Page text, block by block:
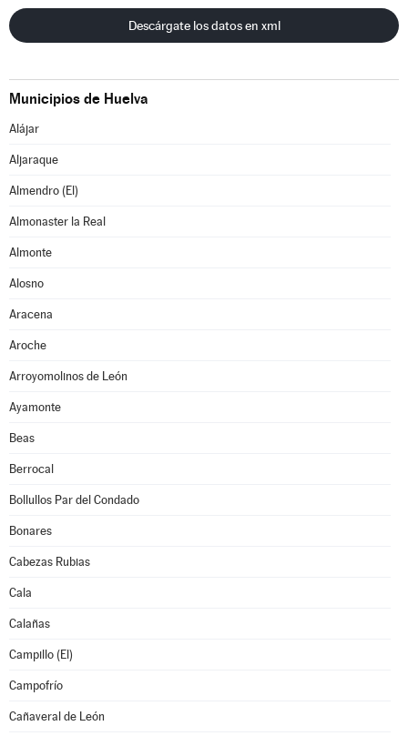
Descárgate los datos en xml
Municipios de Huelva
Alájar
Aljaraque
Almendro (El)
Almonaster la Real
Almonte
Alosno
Aracena
Aroche
Arroyomolinos de León
Ayamonte
Beas
Berrocal
Bollullos Par del Condado
Bonares
Cabezas Rubias
Cala
Calañas
Campillo (El)
Campofrío
Cañaveral de León